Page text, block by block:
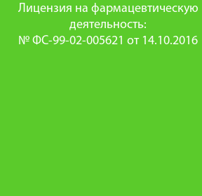
Лицензия на фармацевтическую
деятельность:
№ ФС-99-02-005621 от 14.10.2016